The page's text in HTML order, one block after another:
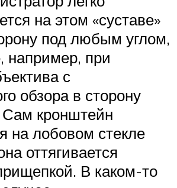
на этом «суставе»
под любым углом,
например, при
с
обзора в сторону
Сам кронштейн
на лобовом стекле
оттягивается
В каком-то